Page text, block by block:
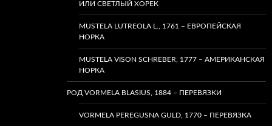
ИЛИ СВЕТЛЫЙ ХОРЕК
MUSTELA LUTREOLA L., 1761 – ЕВРОПЕЙСКАЯ
НОРКА
MUSTELA VISON SCHREBER, 1777 – АМЕРИКАНСКАЯ
НОРКА
РОД VORMELA BLASIUS, 1884 – ПЕРЕВЯЗКИ
VORMELA PEREGUSNA GULD, 1770 – ПЕРЕВЯЗКА